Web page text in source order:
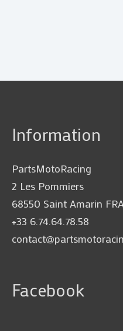
Information
PartsMotoRacing
2 Les Pommiers
68550 Saint Amarin
+33 6.74.64.78.58
Facebook